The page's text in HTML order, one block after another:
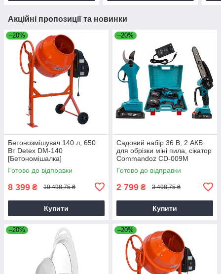
Акційні пропозиції та новинки
–20%
Бетонозмішувач 140 л, 650
Вт Detex DM-140
[Бетономішалка]
Готово до відправки
8 399 ₴ 10 498,75 ₴
Купити
–20%
Садовий набір 36 В, 2 АКБ
для обрізки міні пила, сікатор
Commandoz CD-009M
Готово до відправки
2 799 ₴ 3 498,75 ₴
Купити
–20% –20%